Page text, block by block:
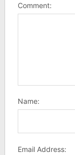
Comment:
Name:
Email Address: